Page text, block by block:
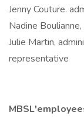
Jenny Couture.
Nadine
Julie Martin,
representative